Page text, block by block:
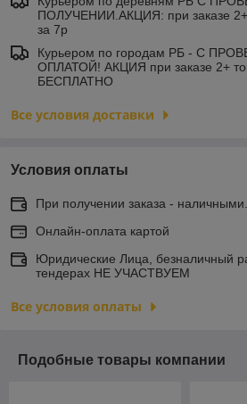
ПОЛУЧЕНИИ.АКЦИЯ: при заказе 2+
за 7р
Курьером по городам РБ - С
ОПЛАТОЙ! АКЦИЯ при заказе 2+
БЕСПЛАТНО
Все условия доставки
Условия оплаты
При получении заказа - наличными.
Онлайн-оплата картой
Юридические Лица, безналичный
тендерах НЕ УЧАСТВУЕМ
Все условия оплаты
Подобные товары компании